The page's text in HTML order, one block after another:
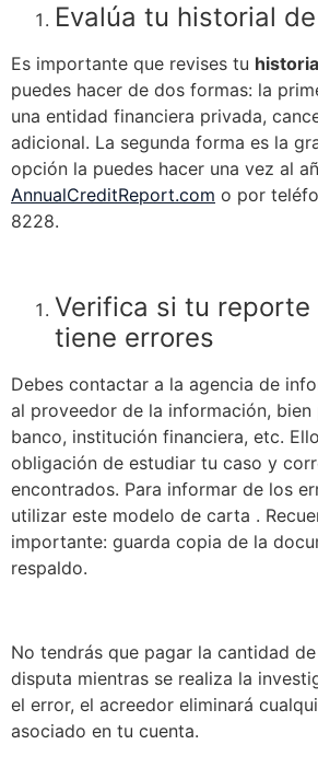
Evalúa tu historial
Es importante que revises tu
puedes hacer de dos formas: la
una entidad financiera privada,
adicional. La segunda forma es la
opción la puedes hacer una vez al
AnnualCreditReport.com o por
8228.
Verifica si tu
tiene errores
Debes contactar a la agencia de
al proveedor de la información, bien
banco, institución financiera, etc.
obligación de estudiar tu caso y
encontrados. Para informar de los
utilizar este modelo de carta .
importante: guarda copia de la
respaldo.
No tendrás que pagar la cantidad
disputa mientras se realiza la
el error, el acreedor eliminará
asociado en tu cuenta.